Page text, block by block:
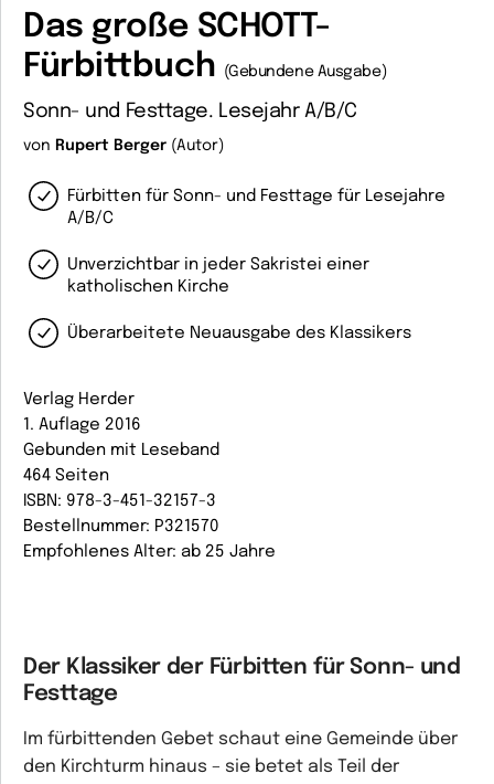
Das große SCHOTT-
Fürbittbuch
(Gebundene Ausgabe)
Sonn- und Festtage. Lesejahr A/B/C
von Rupert Berger (Autor)
Fürbitten für Sonn- und Festtage für Lesejahre
A/B/C
Unverzichtbar in jeder Sakristei einer
katholischen Kirche
Überarbeitete Neuausgabe des Klassikers
Verlag Herder
1. Auflage 2016
Gebunden mit Leseband
464 Seiten
ISBN: 978-3-451-32157-3
Bestellnummer: P321570
Empfohlenes Alter: ab 25 Jahre
Der Klassiker der Fürbitten für Sonn- und
Festtage
Im fürbittenden Gebet schaut eine Gemeinde über
den Kirchturm hinaus – sie betet als Teil der